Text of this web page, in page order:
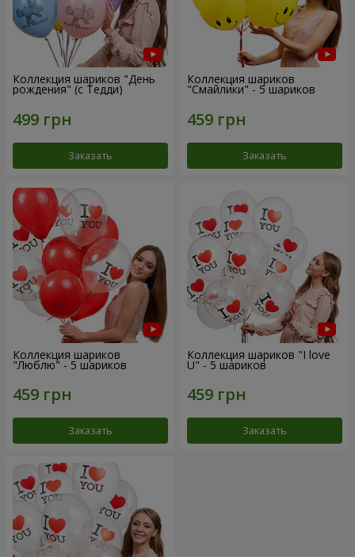
Коллекция шариков "День
рождения" (с Тедди)
Заказать
Коллекция шариков
"Смайлики" - 5 шариков
Заказать
Коллекция шариков
"Люблю" - 5 шариков
Заказать
Коллекция шариков "I love
U" - 5 шариков
Заказать